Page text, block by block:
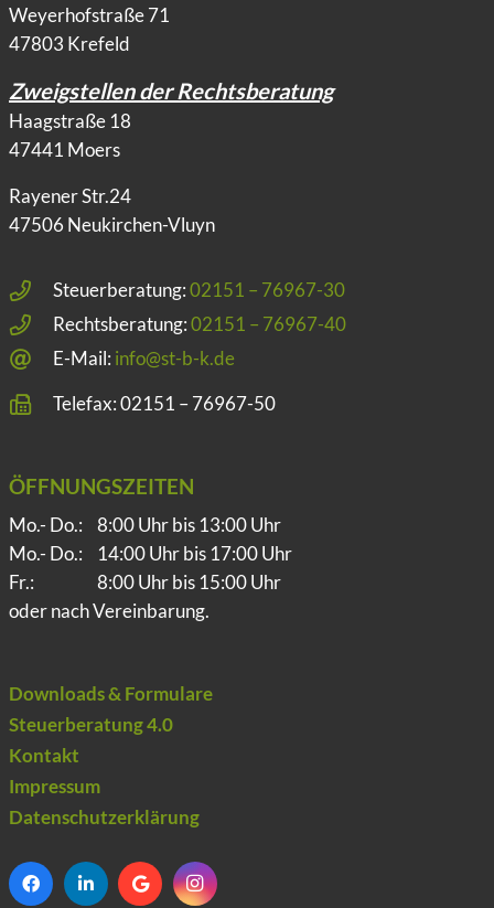
Weyerhofstraße 71
47803 Krefeld
Zweigstellen der Rechtsberatung
Haagstraße 18
47441 Moers
Rayener Str.24
47506 Neukirchen-Vluyn
Steuerberatung:02151 – 76967-30
Rechtsberatung:02151 – 76967-40
E-Mail: info@st-b-k.de
Telefax: 02151 – 76967-50
ÖFFNUNGSZEITEN
Mo.- Do.:
8:00 Uhr bis 13:00 Uhr
Mo.- Do.:
14:00 Uhr bis 17:00 Uhr
Fr.:
8:00 Uhr bis 15:00 Uhr
oder nach Vereinbarung.
Downloads & Formulare
Steuerberatung 4.0
Kontakt
Impressum
Datenschutzerklärung